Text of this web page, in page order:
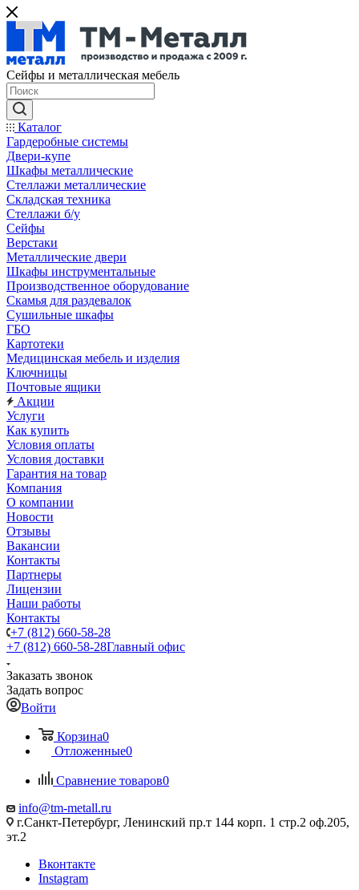
Сейфы и металлическая мебель
Каталог
Гардеробные системы
Двери-купе
Шкафы металлические
Стеллажи металлические
Складская техника
Стеллажи б/у
Сейфы
Верстаки
Металлические двери
Шкафы инструментальные
Производственное оборудование
Скамья для раздевалок
Сушильные шкафы
ГБО
Картотеки
Медицинская мебель и изделия
Ключницы
Почтовые ящики
Акции
Услуги
Как купить
Условия оплаты
Условия доставки
Гарантия на товар
Компания
О компании
Новости
Отзывы
Вакансии
Контакты
Партнеры
Лицензии
Наши работы
Контакты
+7 (812) 660-58-28
+7 (812) 660-58-28Главный офис
Заказать звонок
Задать вопрос
Войти
Корзина0
Отложенные0
Сравнение товаров0
info@tm-metall.ru
г.Санкт-Петербург, Ленинский пр.т 144 корп. 1 стр.2 оф.205,
эт.2
Вконтакте
Instagram